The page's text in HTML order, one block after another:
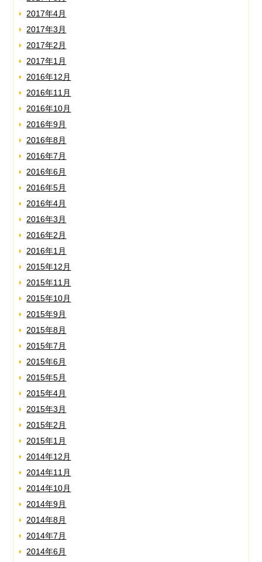
2017年4月
2017年3月
2017年2月
2017年1月
2016年12月
2016年11月
2016年10月
2016年9月
2016年8月
2016年7月
2016年6月
2016年5月
2016年4月
2016年3月
2016年2月
2016年1月
2015年12月
2015年11月
2015年10月
2015年9月
2015年8月
2015年7月
2015年6月
2015年5月
2015年4月
2015年3月
2015年2月
2015年1月
2014年12月
2014年11月
2014年10月
2014年9月
2014年8月
2014年7月
2014年6月